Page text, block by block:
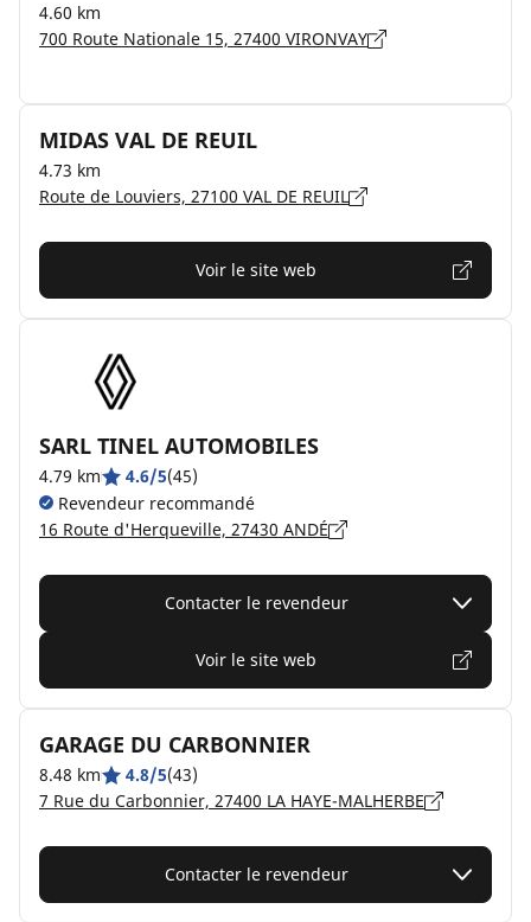
4.60 km
700 Route Nationale 15, 27400 VIRONVAY
MIDAS VAL DE REUIL
4.73 km
Route de Louviers, 27100 VAL DE REUIL
Voir le site web
SARL TINEL AUTOMOBILES
4.79 km 4.6/5(45)
Revendeur recommandé
16 Route d'Herqueville, 27430 ANDÉ
Contacter le revendeur
Voir le site web
GARAGE DU CARBONNIER
8.48 km 4.8/5(43)
7 Rue du Carbonnier, 27400 LA HAYE-MALHERBE
Contacter le revendeur